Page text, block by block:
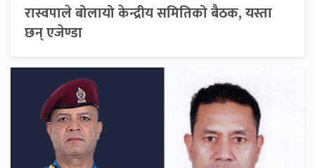
रास्वपाले बोलायो केन्द्रीय समितिको बैठक, यस्ता
छन् एजेण्डा